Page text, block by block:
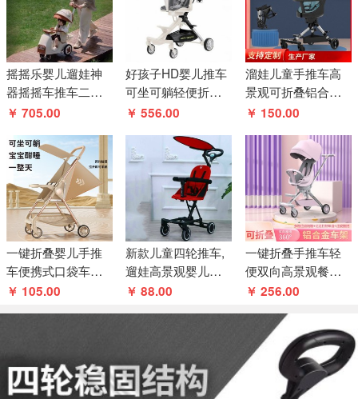
摇摇乐婴儿遛娃神
器摇摇车推车二合
一儿童手推车摇依
￥ 705.00
好孩子HD婴儿推车
可坐可躺轻便折叠
婴儿宝宝手推车遛
￥ 556.00
溜娃儿童手推车高
景观可折叠铝合金
车架婴儿宝宝手推
￥ 150.00
一键折叠婴儿手推
车便携式口袋车可
坐可躺溜娃手推车
￥ 105.00
新款儿童四轮推车,
遛娃高景观婴儿溜
娃推车,可折叠带遮
￥ 88.00
一键折叠手推车轻
便双向高景观餐椅
婴幼儿遛娃遛娃神
￥ 256.00